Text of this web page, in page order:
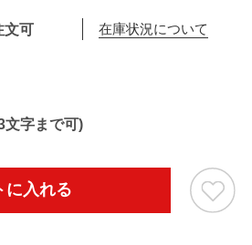
文可 在庫状況について
文字まで可)
に入れる